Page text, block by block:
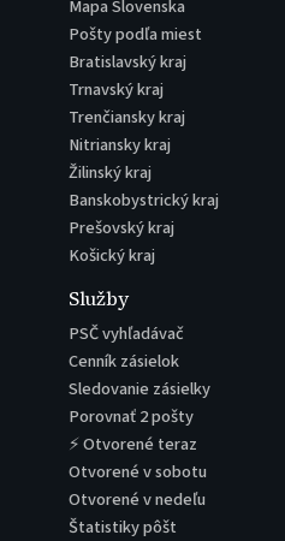
Mapa Slovenska
Pošty podľa miest
Bratislavský kraj
Trnavský kraj
Trenčiansky kraj
Nitriansky kraj
Žilinský kraj
Banskobystrický kraj
Prešovský kraj
Košický kraj
Služby
PSČ vyhľadávač
Cenník zásielok
Sledovanie zásielky
Porovnať 2 pošty
⚡ Otvorené teraz
Otvorené v sobotu
Otvorené v nedeľu
Štatistiky pôšt